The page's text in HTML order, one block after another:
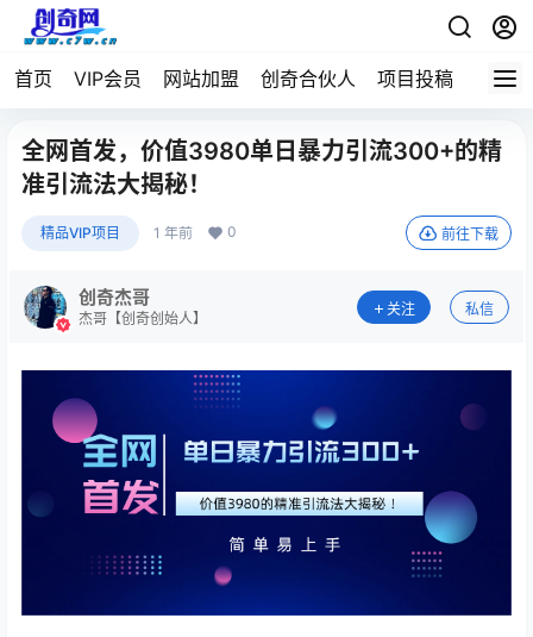
首页 VIP会员 网站加盟 创奇合伙人 项目投稿
全网首发，价值3980单日暴力引流300+的精
准引流法大揭秘！
精品VIP项目 1 年前 0 前往下载
创奇杰哥
杰哥【创奇创始人】
关注 私信